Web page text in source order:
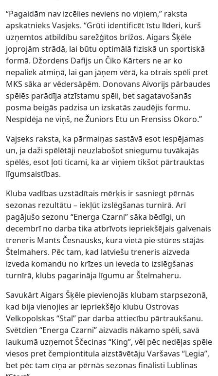
“Pagaidām nav izcēlies neviens no viņiem,” raksta
apskatnieks Vasjeks. “Grūti identificēt īstu līderi, kurš
uzņemtos atbildību sarežģītos brīžos. Aigars Šķēle
joprojām strādā, lai būtu optimālā fiziskā un sportiskā
formā. Džordens Dafijs un Čiko Kārters ne ar ko
nepaliek atmiņā, lai gan jāņem vērā, ka otrais spēli pret
MKS sāka ar vēdersāpēm. Donovans Aivorijs pārbaudes
spēlēs parādīja atzīstamu spēli, bet sagatavošanās
posma beigās padzisa un izskatās zaudējis formu.
Nespīdēja ne viņš, ne Žuniors Etu un Frensiss Okoro.”
Vajseks raksta, ka pārmaiņas sastāvā esot iespējamas
un, ja daži spēlētāji neuzlabošot sniegumu tuvākajās
spēlēs, esot ļoti ticami, ka ar viņiem tikšot pārtrauktas
līgumsaistības.
Kluba vadības uzstādītais mērķis ir sasniegt pērnās
sezonas rezultātu – iekļūt izslēgšanas turnīrā. Arī
pagājušo sezonu “Energa Czarni” sāka bēdīgi, un
decembrī no darba tika atbrīvots iepriekšējais galvenais
treneris Mants Česnausks, kura vietā pie stūres stājās
Štelmahers. Pēc tam, kad latviešu treneris aizveda
izveda komandu no krīzes un ieveda to izslēgšanas
turnīrā, klubs pagarināja līgumu ar Štelmaheru.
Savukārt Aigars Šķēle pievienojās klubam starpsezonā,
kad bija vienojies ar iepriekšējo klubu Ostrovas
Velkopolskas “Stal” par darba attiecību pārtraukšanu.
Svētdien “Energa Czarni” aizvadīs nākamo spēli, savā
laukumā uzņemot Ščecinas “King”, vēl pēc nedēļas spēle
viesos pret čempiontitula aizstāvētāju Varšavas “Legia”,
bet pēc tam cīņa ar pērnās sezonas finālisti Lublinas